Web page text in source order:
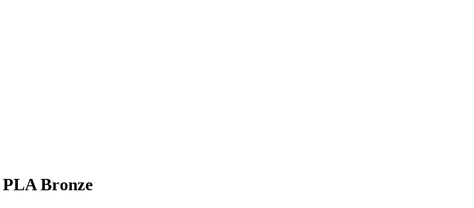
Bronze